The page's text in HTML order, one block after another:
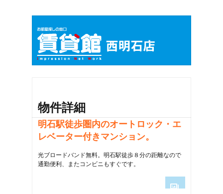
物件詳細
明石駅徒歩圏内のオートロック・エ
レベーター付きマンション。
光ブロードバンド無料。明石駅徒歩８分の距離なので
通勤便利、またコンビニもすぐです。